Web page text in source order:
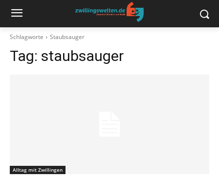
Schlagworte Staubsauger
Tag: staubsauger
Alltag mit Zwillingen